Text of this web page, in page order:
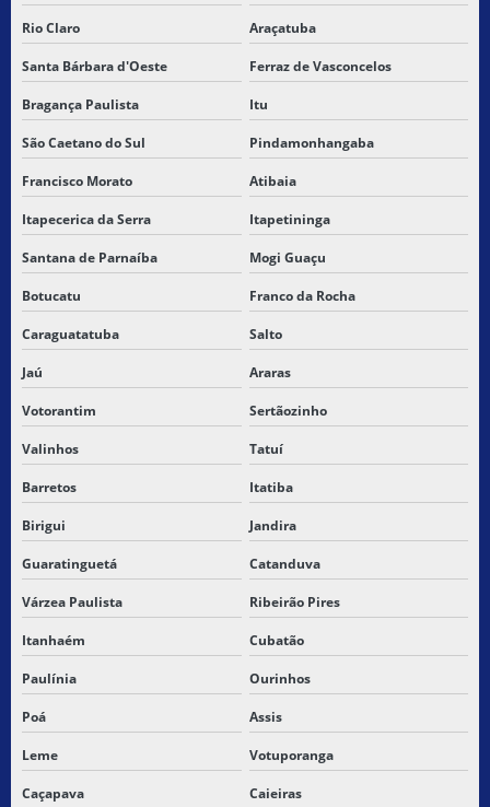
FRETE E TRANSPORTE DE PEQUENAS CARGAS
GUIAS DE TRANSPORTE DEVOLUÇÃO
LEVANTAMENTO E TRANSPORTE DE CARGAS
LOGISTICA DE CARGAS FRACIONADAS
MELHORES TRANSPORTADORAS DE SÃO PAULO
MELHORES TRANSPORTADORAS DE SP
SERVIÇO DE COLETA E ENTREGA DE MERCADORIAS
SERVIÇO DE ENTREGA
SERVIÇO DE ENTREGA BARATO
SERVIÇO DE ENTREGA BRASIL
SERVIÇO DE ENTREGA ENTRE CIDADES
SERVIÇO DE ENTREGA PARA E COMMERCE
SERVIÇO DE ENTREGA A DOMICILIO
SERVIÇO DE ENTREGA DE ENCOMENDAS
SERVIÇO DE ENTREGA ENTRE ESTADOS
Rio Claro Araçatuba
Santa Bárbara d'Oeste Ferraz de Vasconcelos
Bragança Paulista Itu
São Caetano do Sul Pindamonhangaba
Francisco Morato Atibaia
Itapecerica da Serra Itapetininga
Santana de Parnaíba Mogi Guaçu
Botucatu Franco da Rocha
Caraguatatuba Salto
Jaú Araras
Votorantim Sertãozinho
Valinhos Tatuí
Barretos Itatiba
Birigui Jandira
Guaratinguetá Catanduva
Várzea Paulista Ribeirão Pires
Itanhaém Cubatão
Paulínia Ourinhos
Poá Assis
Leme Votuporanga
Caçapava Caieiras